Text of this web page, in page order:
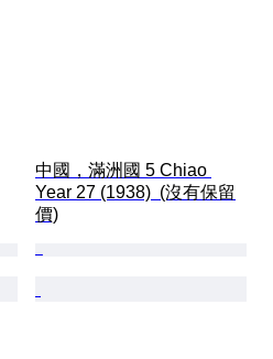
中國，滿洲國 5 Chiao
Year 27 (1938)  (沒有保留
價)